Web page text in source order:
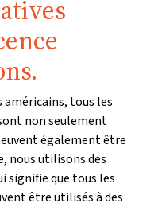
tous les
non seulement
également être
nous utilisons des
signifie que tous les
être utilisés à des